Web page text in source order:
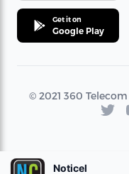
Get it on
Google Play
© 2021 360
Noticel